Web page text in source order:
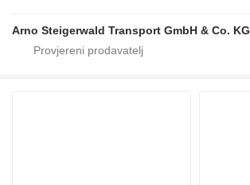
Arno Steigerwald Transport GmbH & Co. KG